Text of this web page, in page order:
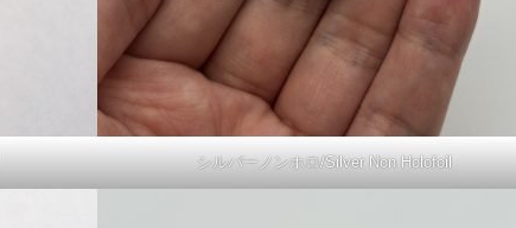
シルバーノンホロ/Silver Non Holofoil